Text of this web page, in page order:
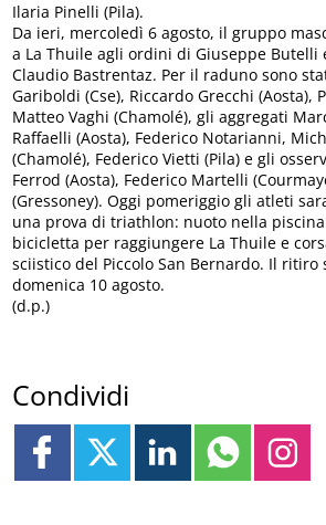
Ilaria Pinelli (Pila).
Da ieri, mercoledì 6 agosto, il gruppo
a La Thuile agli ordini di Giuseppe Butelli
Claudio Bastrentaz. Per il raduno sono
Gariboldi (Cse), Riccardo Grecchi (Aosta),
Matteo Vaghi (Chamolé), gli aggregati
Raffaelli (Aosta), Federico Notarianni,
(Chamolé), Federico Vietti (Pila) e gli
Ferrod (Aosta), Federico Martelli
(Gressoney). Oggi pomeriggio gli atleti
una prova di triathlon: nuoto nella
bicicletta per raggiungere La Thuile e
sciistico del Piccolo San Bernardo. Il ritiro
domenica 10 agosto.
(d.p.)
Condividi